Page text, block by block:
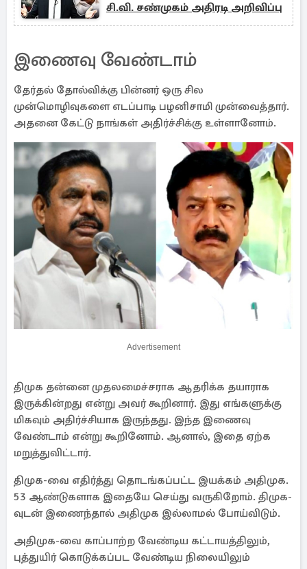
சி.வி. சண்முகம் அதிரடி அறிவிப்பு
இணைவு வேண்டாம்
தேர்தல் தோல்விக்கு பின்னர் ஒரு சில
முன்மொழிவுகளை எடப்பாடி பழனிசாமி முன்வைத்தார்.
அதனை கேட்டு நாங்கள் அதிர்ச்சிக்கு உள்ளானோம்.
Advertisement
திமுக தன்னை முதலமைச்சராக ஆதரிக்க தயாராக
இருக்கின்றது என்று அவர் கூறினார். இது எங்களுக்கு
மிகவும் அதிர்ச்சியாக இருந்தது. இந்த இணைவு
வேண்டாம் என்று கூறினோம். ஆனால், இதை ஏற்க
மறுத்துவிட்டார்.
திமுக-வை எதிர்த்து தொடங்கப்பட்ட இயக்கம் அதிமுக.
53 ஆண்டுகளாக இதையே செய்து வருகிறோம். திமுக-
வுடன் இணைந்தால் அதிமுக இல்லாமல் போய்விடும்.
அதிமுக-வை காப்பாற்ற வேண்டிய கட்டாயத்திலும்,
புத்துயிர் கொடுக்கப்பட வேண்டிய நிலையிலும்